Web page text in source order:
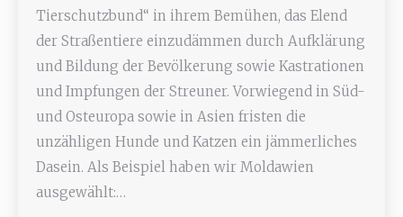
Tierschutzbund“ in ihrem Bemühen, das Elend
der Straßentiere einzudämmen durch Aufklärung
und Bildung der Bevölkerung sowie Kastrationen
und Impfungen der Streuner. Vorwiegend in Süd-
und Osteuropa sowie in Asien fristen die
unzähligen Hunde und Katzen ein jämmerliches
Dasein. Als Beispiel haben wir Moldawien
ausgewählt:…